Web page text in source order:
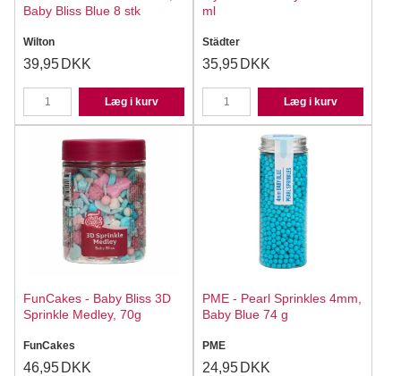
Baby Bliss Blue 8 stk
Wilton
39,95 DKK
Læg i kurv
ml
Städter
35,95 DKK
Læg i kurv
FunCakes - Baby Bliss 3D
Sprinkle Medley, 70g
FunCakes
46,95 DKK
PME - Pearl Sprinkles 4mm,
Baby Blue 74 g
PME
24,95 DKK